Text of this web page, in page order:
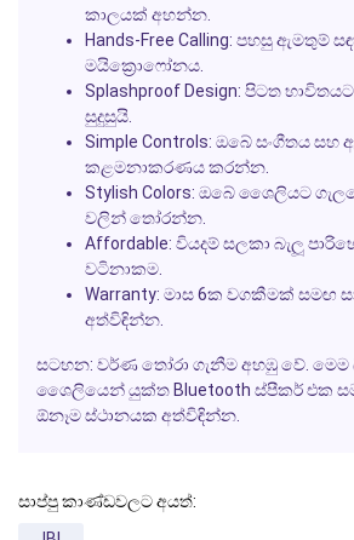
කාලයක් අහන්න.
Hands-Free Calling: පහසු ඇමතුම්
මයික්‍රොෆෝනය.
Splashproof Design: පිටත
සුදුසුයි.
Simple Controls: ඔබේ සංගීතය සහ
කළමනාකරණය කරන්න.
Stylish Colors: ඔබේ ශෛලියට
වලින් තෝරන්න.
Affordable: වියදම් සලකා බැලූ
වටිනාකම.
Warranty: මාස 6ක වගකීමක් සමඟ
අත්විඳින්න.
සටහන: වර්ණ තෝරා ගැනීම අහඹු වේ.
ශෛලියෙන් යුක්ත Bluetooth ස්පීකර් එක
ඕනෑම ස්ථානයක අත්විඳින්න.
සාප්පු කාණ්ඩවලට අයත්: